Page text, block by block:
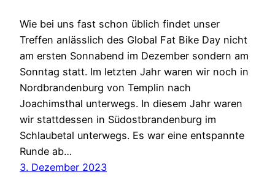
Wie bei uns fast schon üblich findet unser
Treffen anlässlich des Global Fat Bike Day nicht
am ersten Sonnabend im Dezember sondern am
Sonntag statt. Im letzten Jahr waren wir noch in
Nordbrandenburg von Templin nach
Joachimsthal unterwegs. In diesem Jahr waren
wir stattdessen in Südostbrandenburg im
Schlaubetal unterwegs. Es war eine entspannte
Runde ab…
3. Dezember 2023